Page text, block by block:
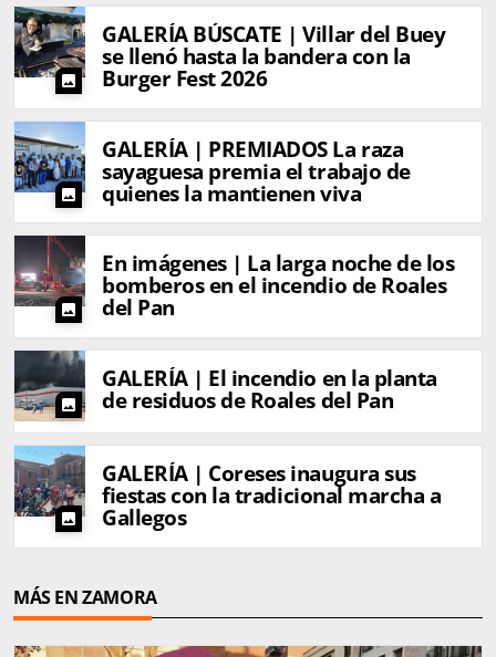
photo
GALERÍA BÚSCATE | Villar del Buey
se llenó hasta la bandera con la
Burger Fest 2026
photo
GALERÍA | PREMIADOS La raza
sayaguesa premia el trabajo de
quienes la mantienen viva
photo
En imágenes | La larga noche de los
bomberos en el incendio de Roales
del Pan
photo
GALERÍA | El incendio en la planta
de residuos de Roales del Pan
photo
GALERÍA | Coreses inaugura sus
fiestas con la tradicional marcha a
Gallegos
MÁS EN ZAMORA